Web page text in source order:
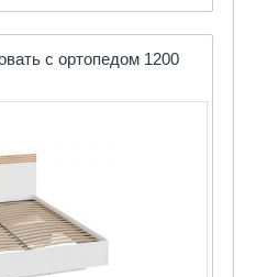
с ортопедом 1200